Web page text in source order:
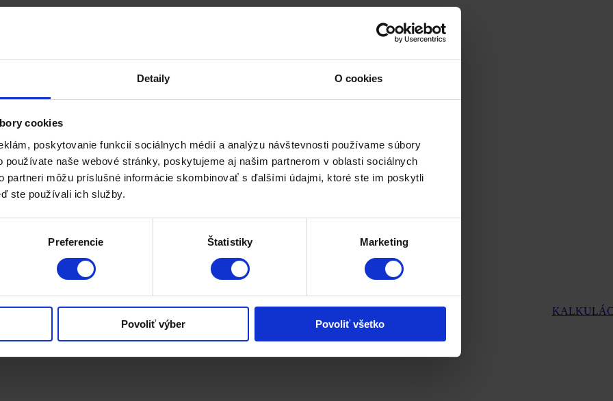
Detaily O cookies
cookies
poskytovanie funkcií sociálnych médií a analýzu návštevnosti používame súbory
používate naše webové stránky, poskytujeme aj našim partnerom v oblasti sociálnych
partneri môžu príslušné informácie skombinovať s ďalšími údajmi, ktoré ste im poskytli
ste používali ich služby.
Preferencie Štatistiky Marketing
Povoliť výber Povoliť všetko